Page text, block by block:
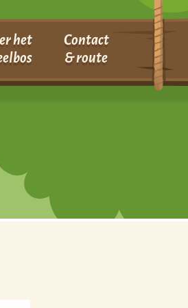
het
Contact
& route